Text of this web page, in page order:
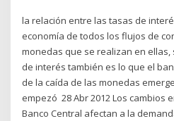
la relación entre las tasas de
economía de todos los flujos de
monedas que se realizan en ellas,
de interés también es lo que el
de la caída de las monedas
empezó 28 Abr 2012 Los cambios
Banco Central afectan a la